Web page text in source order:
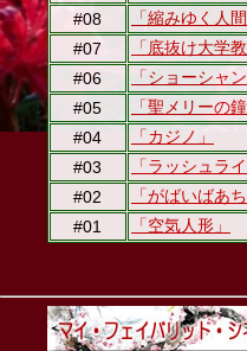
#08 「縮みゆく人間
#07 「底抜け大学教
#06 「ショーシャ
#05 「聖メリーの鐘
#04 「カジノ」
#03 「ラッシュライ
#02 「がばいばあち
#01 「空気人形」